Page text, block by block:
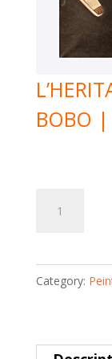
BOBO |
CULTURE
BOBO
KASSAMBA
Category: